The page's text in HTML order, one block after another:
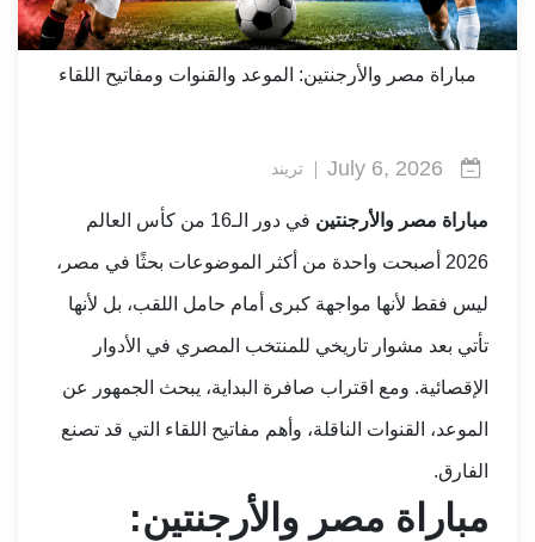
مباراة مصر والأرجنتين: الموعد والقنوات ومفاتيح اللقاء
July 6, 2026 تريند
مباراة مصر والأرجنتين في دور الـ16 من كأس العالم
2026 أصبحت واحدة من أكثر الموضوعات بحثًا في مصر،
ليس فقط لأنها مواجهة كبرى أمام حامل اللقب، بل لأنها
تأتي بعد مشوار تاريخي للمنتخب المصري في الأدوار
الإقصائية. ومع اقتراب صافرة البداية، يبحث الجمهور عن
الموعد، القنوات الناقلة، وأهم مفاتيح اللقاء التي قد تصنع
الفارق.
مباراة مصر والأرجنتين: